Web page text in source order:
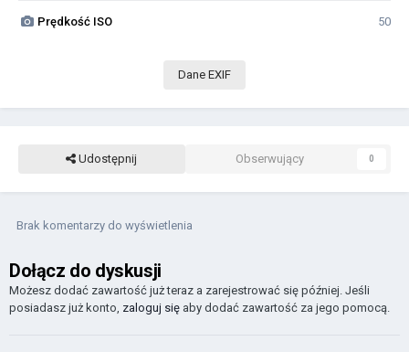
Prędkość ISO 50
Dane EXIF
Udostępnij Obserwujący 0
Brak komentarzy do wyświetlenia
Dołącz do dyskusji
Możesz dodać zawartość już teraz a zarejestrować się później. Jeśli
posiadasz już konto, zaloguj się aby dodać zawartość za jego pomocą.